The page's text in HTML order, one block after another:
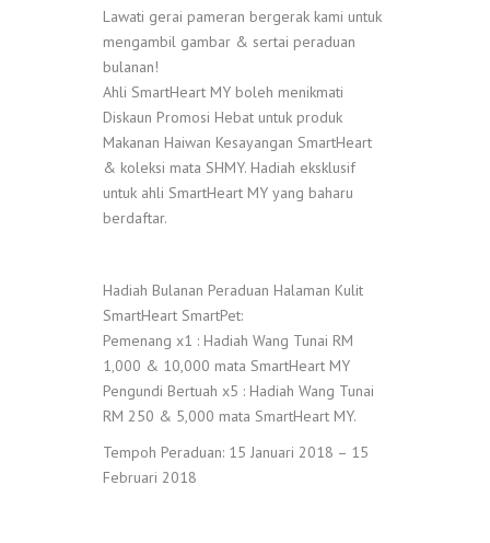
Lawati gerai pameran bergerak kami untuk
mengambil gambar & sertai peraduan
bulanan!
Ahli SmartHeart MY boleh menikmati
Diskaun Promosi Hebat untuk produk
Makanan Haiwan Kesayangan SmartHeart
& koleksi mata SHMY. Hadiah eksklusif
untuk ahli SmartHeart MY yang baharu
berdaftar.
Hadiah Bulanan Peraduan Halaman Kulit
SmartHeart SmartPet:
Pemenang x1 : Hadiah Wang Tunai RM
1,000 & 10,000 mata SmartHeart MY
Pengundi Bertuah x5 : Hadiah Wang Tunai
RM 250 & 5,000 mata SmartHeart MY.
Tempoh Peraduan: 15 Januari 2018 – 15
Februari 2018